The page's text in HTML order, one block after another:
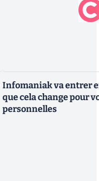
Infomaniak va entrer
que cela change pour
personnelles